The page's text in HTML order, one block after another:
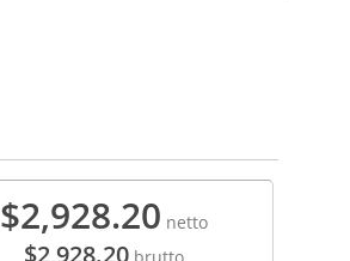
$2,928.20 netto
$2,928.20